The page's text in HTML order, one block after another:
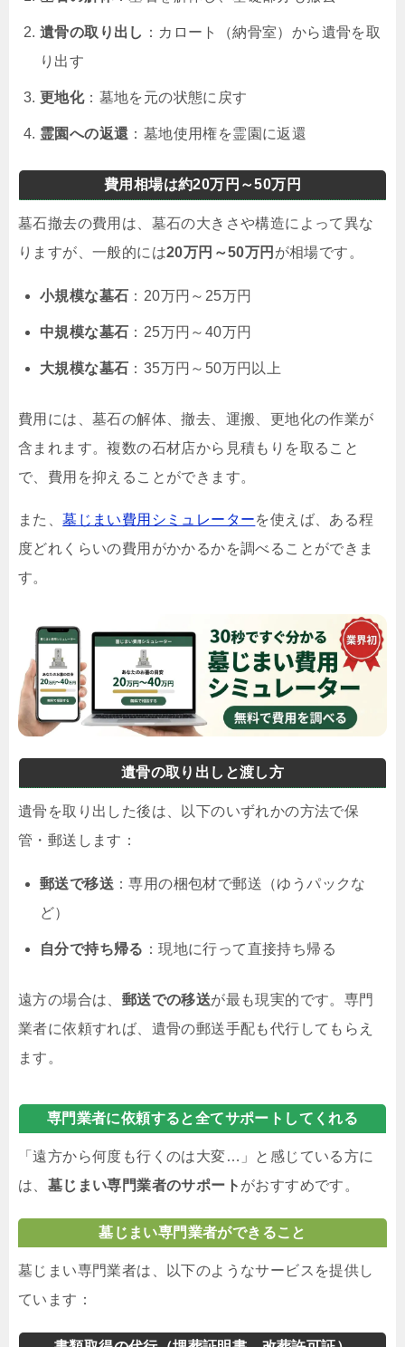
遺骨の取り出し ：カロート（納骨室）から遺骨を取
り出す
更地化：墓地を元の状態に戻す
霊園への返還 ：墓地使用権を霊園に返還
費用相場は約20万円～50万円
墓石撤去の費用は、墓石の大きさや構造によって異な
りますが、一般的には20万円～50万円 が相場です。
小規模な墓石 ：20万円～25万円
中規模な墓石 ：25万円～40万円
大規模な墓石 ：35万円～50万円以上
費用には、墓石の解体、撤去、運搬、更地化の作業が
含まれます。複数の石材店から見積もりを取ること
で、費用を抑えることができます。
また、墓じまい費用シミュレーターを使えば、ある程
度どれくらいの費用がかかるかを調べることができま
す。
遺骨の取り出しと渡し方
遺骨を取り出した後は、以下のいずれかの方法で保
管・郵送します：
郵送で移送 ：専用の梱包材で郵送（ゆうパックな
ど）
自分で持ち帰る ：現地に行って直接持ち帰る
遠方の場合は、 郵送での移送が最も現実的です。専門
業者に依頼すれば、遺骨の郵送手配も代行してもらえ
ます。
専門業者に依頼すると全てサポートしてくれる
「遠方から何度も行くのは大変…」と感じている方に
は、 墓じまい専門業者のサポート がおすすめです。
墓じまい専門業者ができること
墓じまい専門業者は、以下のようなサービスを提供し
ています：